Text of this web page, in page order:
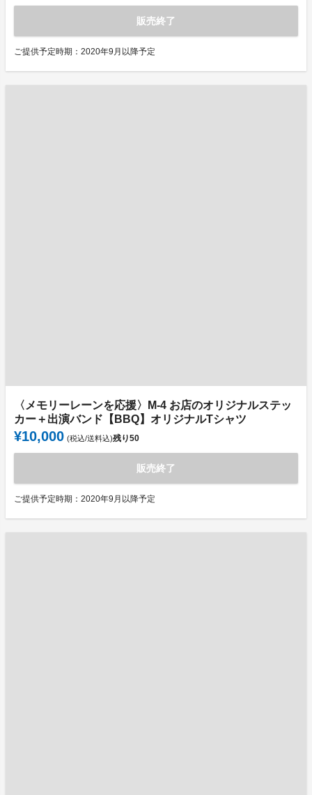
販売終了
ご提供予定時期：2020年9月以降予定
〈メモリーレーンを応援〉M-4 お店のオリジナルステッ
カー＋出演バンド【BBQ】オリジナルTシャツ
¥10,000 (税込/送料込)残り50
販売終了
ご提供予定時期：2020年9月以降予定